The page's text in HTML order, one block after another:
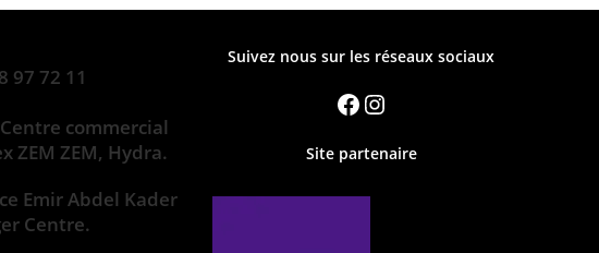
97 72 11
commercial
ZEM ZEM, Hydra.
Emir Abdel Kader
Centre.
Suivez nous sur les réseaux sociaux
Site partenaire